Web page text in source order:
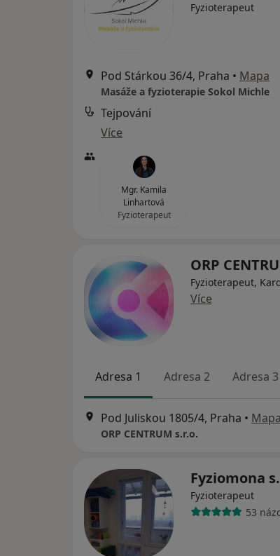
Fyzioterapeut
Pod Stárkou 36/4, Praha • Mapa
Masáže a fyzioterapie Sokol Michle
Tejpování
Více
Mgr. Kamila
Linhartová
Fyzioterapeut
ORP
Fyzioterapeut,
Více
Adresa 1 Adresa 2 Adresa 3
Pod Juliskou 1805/4, Praha • Mapa
ORP CENTRUM s.r.o.
Fyziomona
Fyzioterapeut
53